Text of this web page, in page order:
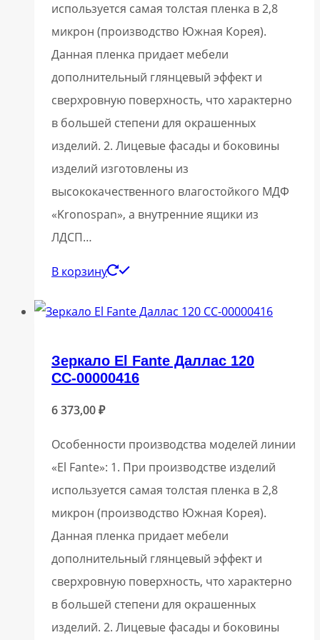
используется самая толстая пленка в 2,8
микрон (производство Южная Корея).
Данная пленка придает мебели
дополнительный глянцевый эффект и
сверхровную поверхность, что характерно
в большей степени для окрашенных
изделий. 2. Лицевые фасады и боковины
изделий изготовлены из
высококачественного влагостойкого МДФ
«Kronospan», а внутренние ящики из
ЛДСП…
В корзину
Зеркало El Fante Даллас 120
СС-00000416
6 373,00₽
Особенности производства моделей линии
«El Fante»: 1. При производстве изделий
используется самая толстая пленка в 2,8
микрон (производство Южная Корея).
Данная пленка придает мебели
дополнительный глянцевый эффект и
сверхровную поверхность, что характерно
в большей степени для окрашенных
изделий. 2. Лицевые фасады и боковины